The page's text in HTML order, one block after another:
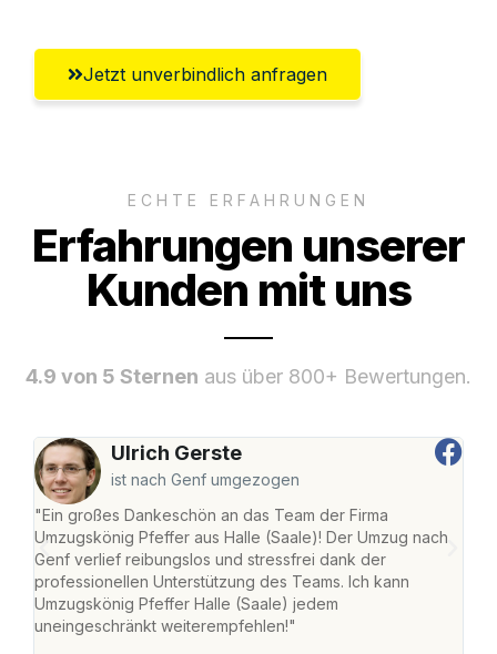
Jetzt unverbindlich anfragen
ECHTE ERFAHRUNGEN
Erfahrungen unserer
Kunden mit uns
4.9 von 5 Sternen aus über 800+ Bewertungen.
Ulrich Gerste
ist nach Genf umgezogen
"Ein großes Dankeschön an das Team der Firma
Umzugskönig Pfeffer aus Halle (Saale)! Der Umzug nach
Genf verlief reibungslos und stressfrei dank der
professionellen Unterstützung des Teams. Ich kann
Umzugskönig Pfeffer Halle (Saale) jedem
uneingeschränkt weiterempfehlen!"